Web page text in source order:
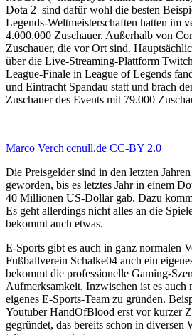
Dota 2 sind dafür wohl die besten
Legends-Weltmeisterschaften hatten im
4.000.000 Zuschauer. Außerhalb von
Zuschauer, die vor Ort sind.
über die Live-Streaming-Plattform
League-Finale in League of Legends
und Eintracht Spandau statt und brach
Zuschauer des Events mit 79.000
Marco Verch|ccnull.de CC-BY 2.0
Die Preisgelder sind in den letzten
geworden, bis es letztes Jahr in einem
40 Millionen US-Dollar gab. Dazu
Es geht allerdings nicht alles an die
bekommt auch etwas.
E-Sports gibt es auch in ganz normalen
Fußballverein Schalke04 auch ein
bekommt die professionelle Gaming-
Aufmerksamkeit. Inzwischen ist es auch
eigenes E-Sports-Team zu gründen.
Youtuber HandOfBlood erst vor kurzer
gegründet, das bereits schon in diversen